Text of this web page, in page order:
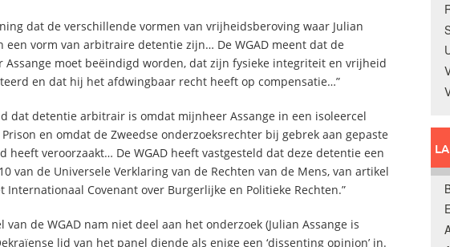
dat de verschillende vormen van vrijheidsberoving waar Julian
een vorm van arbitraire detentie zijn… De WGAD meent dat de
moet beëindigd worden, dat zijn fysieke integriteit en vrijheid
en dat hij het afdwingbaar recht heeft op compensatie…”
dat detentie arbitrair is omdat mijnheer Assange in een isoleercel
en omdat de Zweedse onderzoeksrechter bij gebrek aan gepaste
heeft veroorzaakt… De WGAD heeft vastgesteld dat deze detentie een
van de Universele Verklaring van de Rechten van de Mens, van artikel
Internationaal Covenant over Burgerlijke en Politieke Rechten.”
de WGAD nam niet deel aan het onderzoek (Julian Assange is
lid van het panel diende als enige een ‘dissenting opinion’ in.